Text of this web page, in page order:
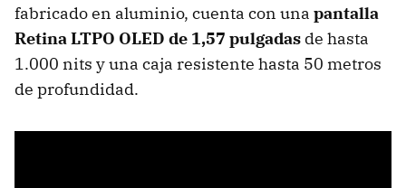
fabricado en aluminio, cuenta con una pantalla
Retina LTPO OLED de 1,57 pulgadas de hasta
1.000 nits y una caja resistente hasta 50 metros
de profundidad.